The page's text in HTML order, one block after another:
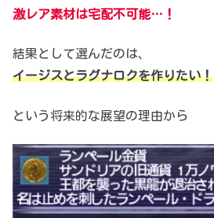
激レア素材は宅配不可能…！
結果として選んだのは、
イージスとラグナロクを作りたい！
という将来的な展望の理由から